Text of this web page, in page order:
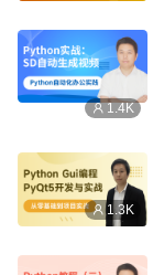
1.4K
1.3K